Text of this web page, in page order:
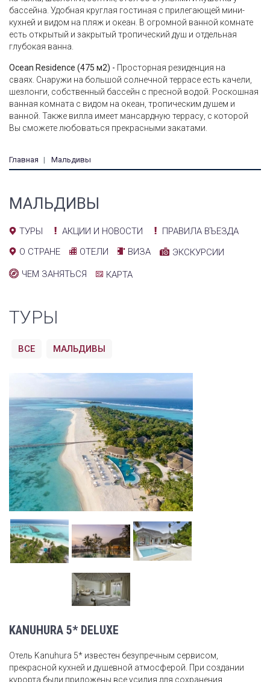
бассейна. Удобная круглая гостиная с прилегающей мини-
кухней и видом на пляж и океан. В огромной ванной комнате
есть открытый и закрытый тропический душ и отдельная
глубокая ванна.
Ocean Residence (475 м2) - Просторная резиденция на
сваях. Снаружи на большой солнечной террасе есть качели,
шезлонги, собственный бассейн с пресной водой. Роскошная
ванная комната с видом на океан, тропическим душем и
ванной. Также вилла имеет мансардную террасу, с которой
Вы сможете любоваться прекрасными закатами.
Главная Мальдивы
МАЛЬДИВЫ
ТУРЫ АКЦИИ И НОВОСТИ
ПРАВИЛА ВЪЕЗДА
О СТРАНЕ
ОТЕЛИ ВИЗА
ЭКСКУРСИИ
ЧЕМ ЗАНЯТЬСЯ
КАРТА
ТУРЫ
ВСЕ МАЛЬДИВЫ
KANUHURA 5* DELUXE
Отель Kanuhura 5* известен безупречным сервисом,
прекрасной кухней и душевной атмосферой. При создании
курорта были приложены все усилия для сохранения